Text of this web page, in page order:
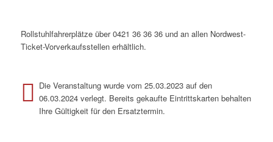
Rollstuhlfahrerplätze über 0421 36 36 36 und an allen Nordwest-
Ticket-Vorverkaufsstellen erhältlich.
Die Veranstaltung wurde vom 25.03.2023 auf den
06.03.2024 verlegt. Bereits gekaufte Eintrittskarten behalten
Ihre Gültigkeit für den Ersatztermin.